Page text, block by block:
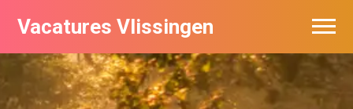
Vacatures Vlissingen